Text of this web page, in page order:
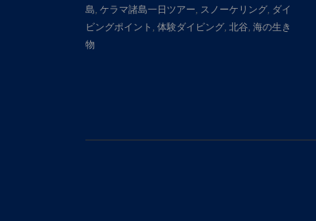
島 ケラマ諸島一日ツアー スノーケリング ダイ
ビングポイント
体験ダイビング 北谷 海の生き
物